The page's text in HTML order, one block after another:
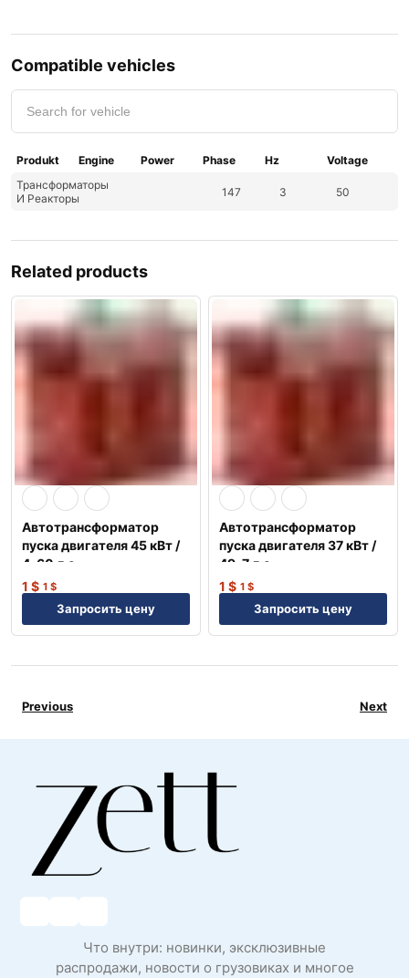
Compatible vehicles
Produkt Engine Power Phase Hz
Voltage
Трансформаторы
И Реакторы
147 3 50
Related products
Автотрансформатор
пуска двигателя 45 кВт /
4, 60 л.с. —
Профессиональное
решение NEP
1 $ 1 $
Запросить цену
Автотрансформатор
пуска двигателя 37 кВт /
49, 7 л.с. —
Профессиональное
решение NEP
1 $ 1 $
Запросить цену
Previous Next
Что внутри: новинки, эксклюзивные
распродажи, новости о грузовиках и многое